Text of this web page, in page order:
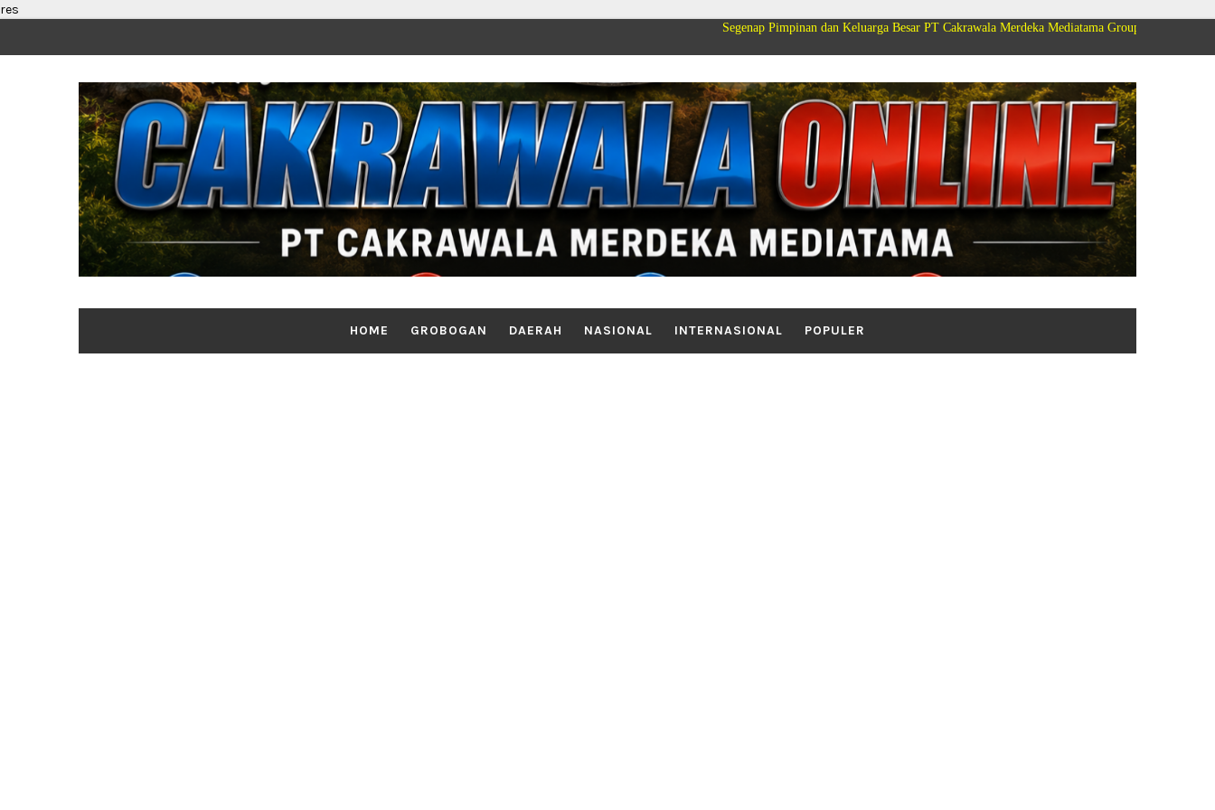
res
Segenap Pimpinan dan Keluarga Besar PT Cakrawala Merdeka Mediatama Group Mengucapkan Selamat
HOME GROBOGAN DAERAH NASIONAL INTERNASIONAL POPULER